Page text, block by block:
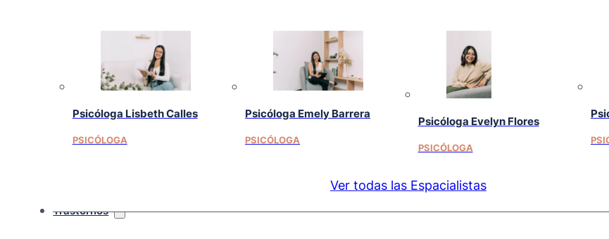
Psicóloga Lisbeth Calles
PSICÓLOGA
Psicóloga Emely Barrera
PSICÓLOGA
Psicóloga Evelyn Flores
PSICÓLOGA
Ver todas las Espacialistas
Trastornos